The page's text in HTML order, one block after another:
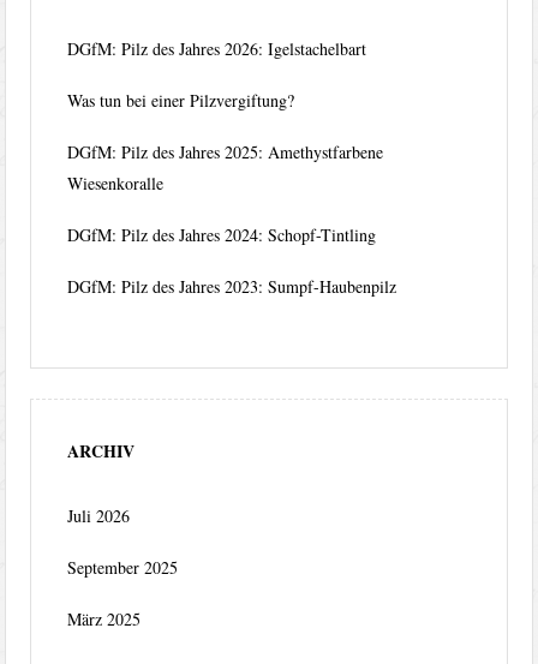
DGfM: Pilz des Jahres 2026: Igelstachelbart
Was tun bei einer Pilzvergiftung?
DGfM: Pilz des Jahres 2025: Amethystfarbene
Wiesenkoralle
DGfM: Pilz des Jahres 2024: Schopf-Tintling
DGfM: Pilz des Jahres 2023: Sumpf-Haubenpilz
ARCHIV
Juli 2026
September 2025
März 2025